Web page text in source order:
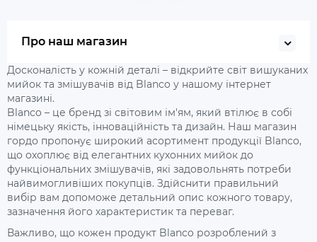
Про наш магазин
Досконалість у кожній деталі – відкрийте світ вишуканих
мийок та змішувачів від Blanco у нашому інтернет
магазині.
Blanco – це бренд зі світовим ім'ям, який втілює в собі
німецьку якість, інноваційність та дизайн. Наш магазин
гордо пропонує широкий асортимент продукції Blanco,
що охоплює від елегантних кухонних мийок до
функціональних змішувачів, які задовольнять потреби
найвимогливіших покупців. Здійснити правильний
вибір вам допоможе детальний опис кожного товару,
зазначення його характеристик та переваг.
Важливо, що кожен продукт Blanco розроблений з